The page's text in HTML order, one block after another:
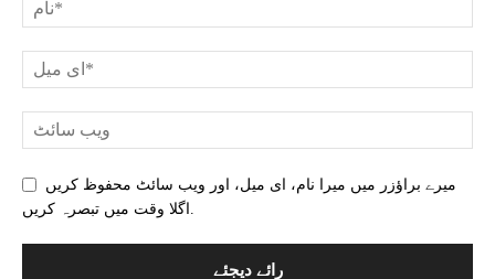
میرے براؤزر میں میرا نام، ای میل، اور ویب سائٹ محفوظ کریں
اگلا وقت میں تبصرہ کریں.